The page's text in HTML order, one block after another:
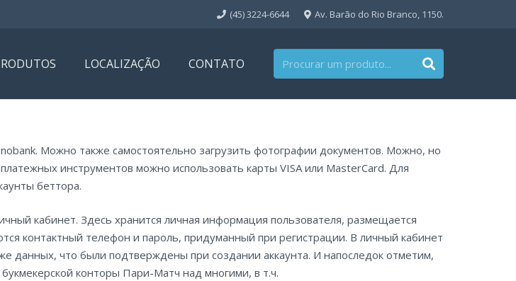
(45) 3224-6644 Av. Barão do Rio Branco, 1150.
LOCALIZAÇÃO CONTATO
Можно также самостоятельно загрузить фотографии документов. Можно, но
инструментов можно использовать карты VISA или MasterCard. Для
беттора.
кабинет. Здесь хранится личная информация пользователя, размещается
контактный телефон и пароль, придуманный при регистрации. В личный кабинет
что были подтверждены при создании аккаунта. И напоследок отметим,
конторы Пари-Матч над многими, в т.ч.